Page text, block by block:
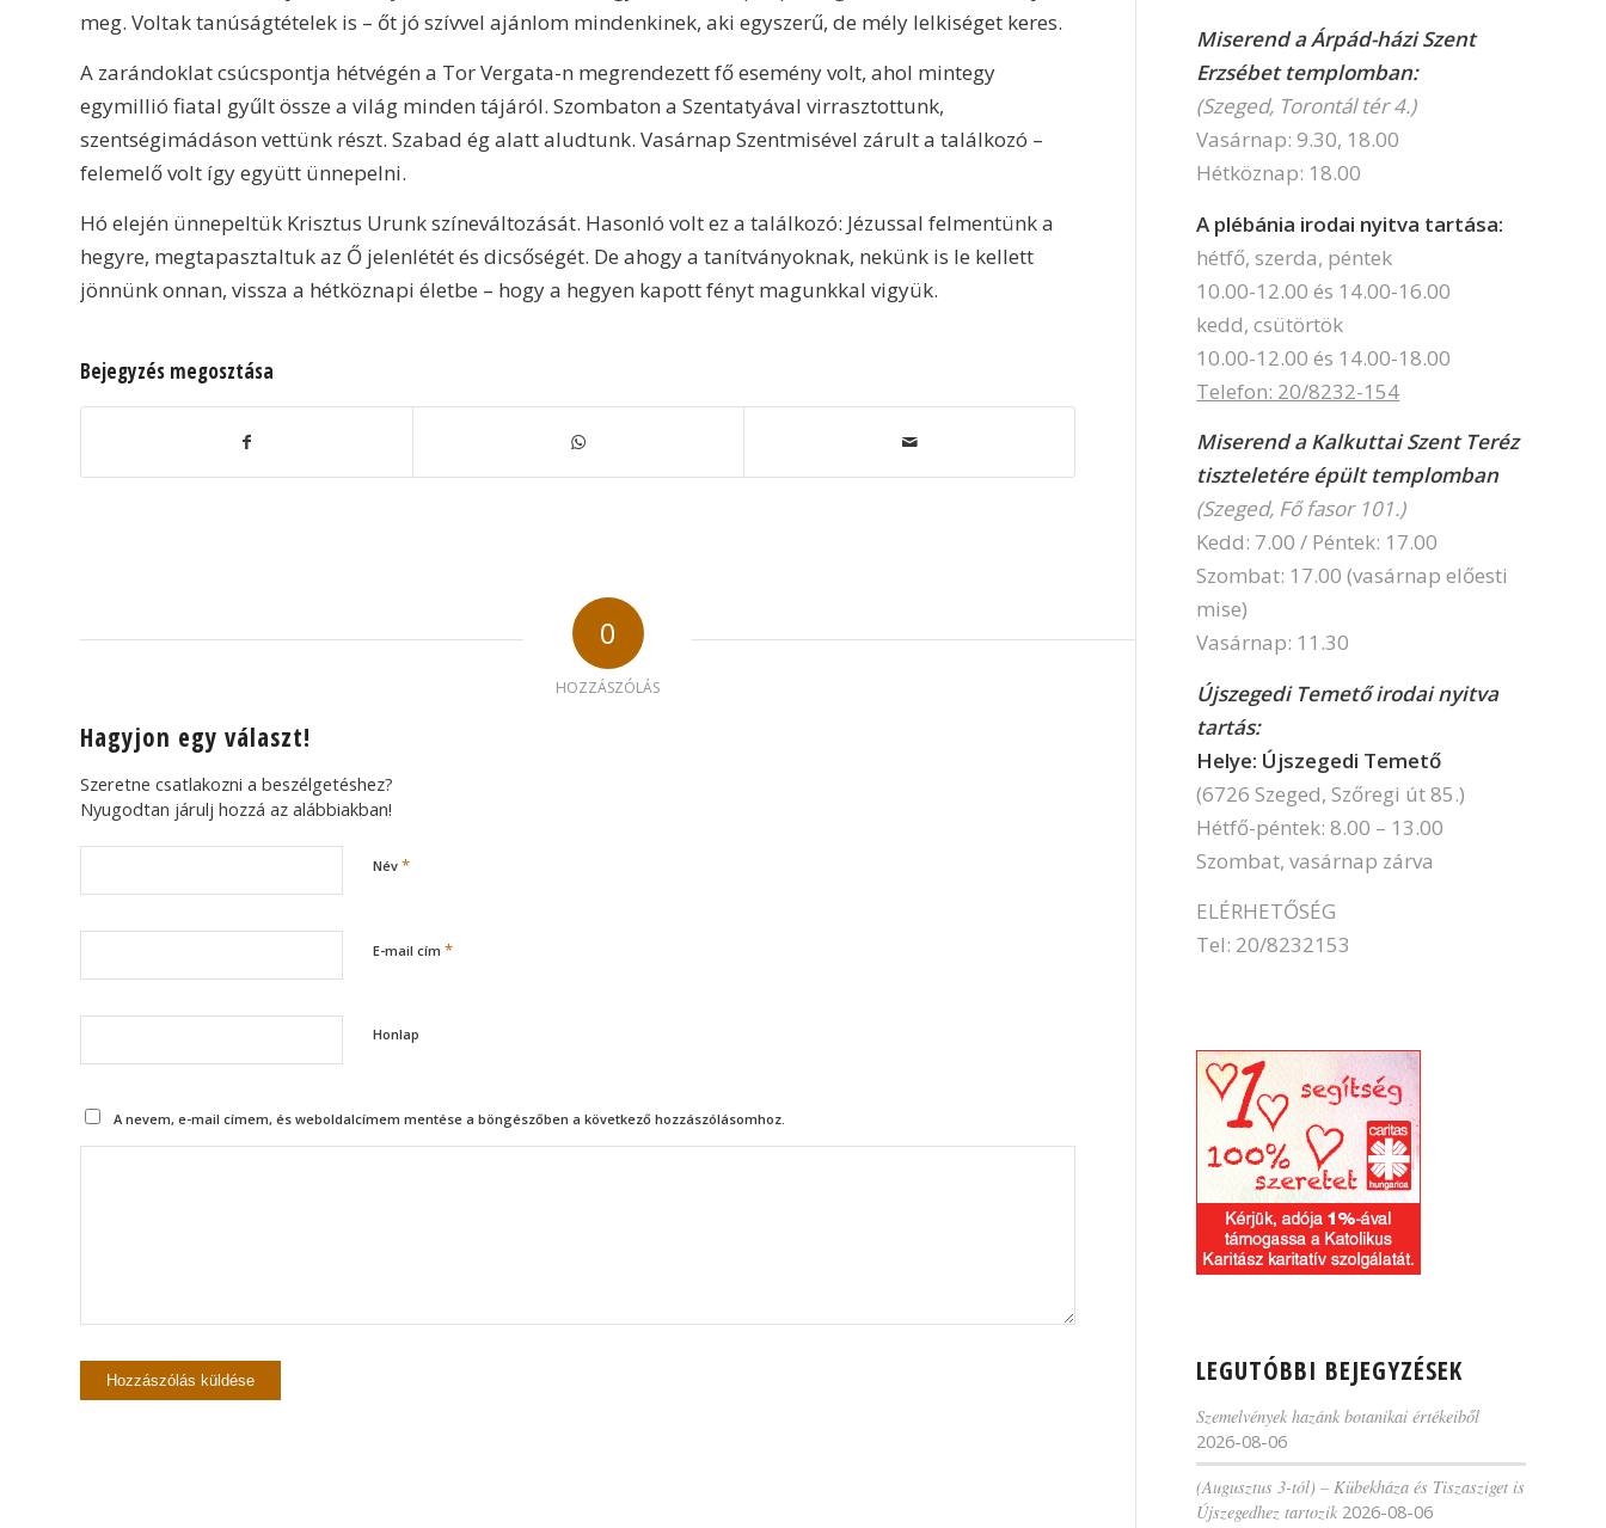
meg. Voltak tanúságtételek is – őt jó szívvel ajánlom mindenkinek, aki egyszerű, de mély lelkiséget keres.
A zarándoklat csúcspontja hétvégén a Tor Vergata-n megrendezett fő esemény volt, ahol mintegy
egymillió fiatal gyűlt össze a világ minden tájáról. Szombaton a Szentatyával virrasztottunk,
szentségimádáson vettünk részt. Szabad ég alatt aludtunk. Vasárnap Szentmisével zárult a találkozó –
felemelő volt így együtt ünnepelni.
Hó elején ünnepeltük Krisztus Urunk színeváltozását. Hasonló volt ez a találkozó: Jézussal felmentünk a
hegyre, megtapasztaltuk az Ő jelenlétét és dicsőségét. De ahogy a tanítványoknak, nekünk is le kellett
jönnünk onnan, vissza a hétköznapi életbe – hogy a hegyen kapott fényt magunkkal vigyük.
Bejegyzés megosztása
0
HOZZÁSZÓLÁS
Hagyjon egy választ!
Szeretne csatlakozni a beszélgetéshez?
Nyugodtan járulj hozzá az alábbiakban!
Név *
E-mail cím *
Honlap
A nevem, e-mail címem, és weboldalcímem mentése a böngészőben a következő hozzászólásomhoz.
Miserend a Árpád-házi Szent
Erzsébet templomban:
(Szeged, Torontál tér 4.)
Vasárnap: 9.30, 18.00
Hétköznap: 18.00
A plébánia irodai nyitva tartása:
hétfő, szerda, péntek
10.00-12.00 és 14.00-16.00
kedd, csütörtök
10.00-12.00 és 14.00-18.00
Telefon: 20/8232-154
Miserend a Kalkuttai Szent Teréz
tiszteletére épült templomban
(Szeged, Fő fasor 101.)
Kedd: 7.00 / Péntek: 17.00
Szombat: 17.00 (vasárnap előesti
mise)
Vasárnap: 11.30
Újszegedi Temető irodai nyitva
tartás:
Helye: Újszegedi Temető
(6726 Szeged, Szőregi út 85.)
Hétfő-péntek: 8.00 – 13.00
Szombat, vasárnap zárva
ELÉRHETŐSÉG
Tel: 20/8232153
LEGUTÓBBI BEJEGYZÉSEK
Szemelvények hazánk botanikai értékeiből
2026-08-06
(Augusztus 3-tól) – Kübekháza és Tiszasziget is
Újszegedhez tartozik 2026-08-06